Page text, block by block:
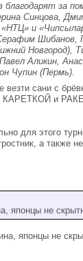
благодарят за
Синцова,
и
Шибанов,
Новгород),
Аликин,
Чупин (Пермь).
везти сани с
КАРЕТКОЙ и
для этого
а также
японцы не
японцы не